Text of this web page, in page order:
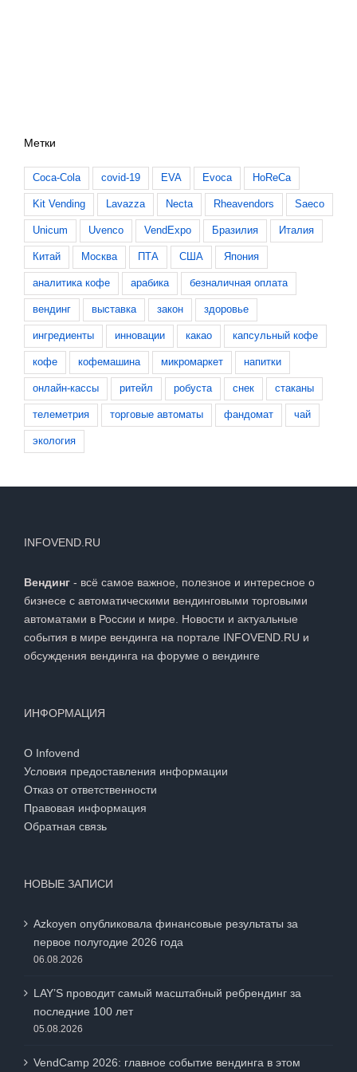
Coca-Cola covid-19 EVA Evoca HoReCa
Kit Vending Lavazza Necta Rheavendors Saeco
Unicum Uvenco VendExpo Бразилия
Китай Москва ПТА США Япония
аналитика кофе арабика безналичная оплата
вендинг выставка закон здоровье
ингредиенты инновации какао капсульный кофе
кофе кофемашина микромаркет напитки
онлайн-кассы ритейл робуста снек стаканы
телеметрия
Вендинг- всё самое важное, полезное и интересное о
бизнесе с автоматическими вендинговыми торговыми
автоматами в России и мире. Новости и актуальные
события в мире вендинга на портале INFOVEND.RU и
О Infovend
Условия предоставления информации
Отказ от ответственности
Правовая информация
Azkoyen опубликовала финансовые результаты за
первое полугодие 2026 года
LAY’S проводит самый масштабный ребрендинг за
последние 100 лет